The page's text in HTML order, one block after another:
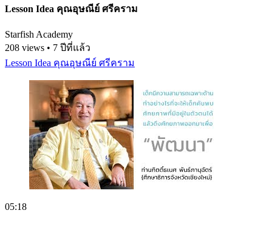
Lesson Idea คุณอุษณีย์ ศรีคราม
Starfish Academy
208 views • 7 ปีที่แล้ว
Lesson Idea คุณอุษณีย์ ศรีคราม
05:18